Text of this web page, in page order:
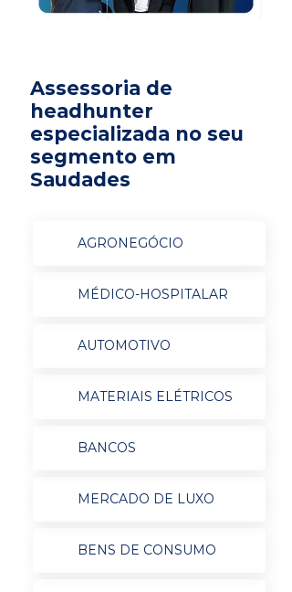
Assessoria de
headhunter
especializada no seu
segmento em
Saudades
AGRONEGÓCIO
MÉDICO-HOSPITALAR
AUTOMOTIVO
MATERIAIS ELÉTRICOS
BANCOS
MERCADO DE LUXO
BENS DE CONSUMO